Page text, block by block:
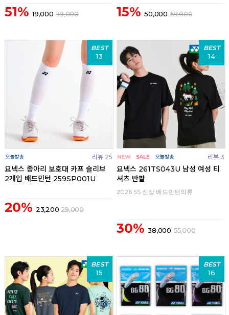
51% 19,000 39,000 15% 50,000 59,000
BEST
13
리뷰 25
요넥스 종아리 보호대 카프 슬리브
2개입 배드민턴 259SP001U
20% 23,200 29,000
BEST
14
리뷰 3
요넥스 261TS043U 남성 여성 티
셔츠 반팔
2026 SS 신상 배드민턴의류
30% 38,000 55,000
BEST
15
BEST
16